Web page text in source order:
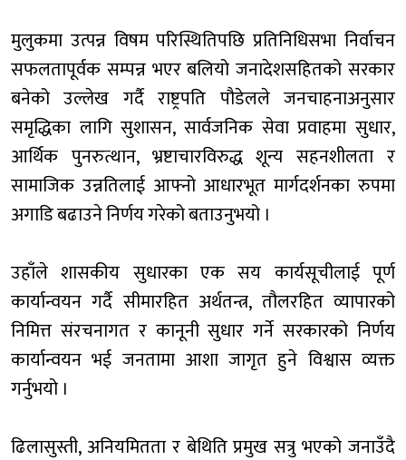
मुलुकमा उत्पन्न विषम परिस्थितिपछि प्रतिनिधिसभा निर्वाचन
सफलतापूर्वक सम्पन्न भएर बलियो जनादेशसहितको सरकार
बनेको उल्लेख गर्दै राष्ट्रपति पौडेलले जनचाहनाअनुसार
समृद्धिका लागि सुशासन, सार्वजनिक सेवा प्रवाहमा सुधार,
आर्थिक पुनरुत्थान, भ्रष्टाचारविरुद्ध शून्य सहनशीलता र
सामाजिक उन्नतिलाई आफ्नो आधारभूत मार्गदर्शनका रुपमा
अगाडि बढाउने निर्णय गरेको बताउनुभयो ।
उहाँले शासकीय सुधारका एक सय कार्यसूचीलाई पूर्ण
कार्यान्वयन गर्दै सीमारहित अर्थतन्त्र, तौलरहित व्यापारको
निमित्त संरचनागत र कानूनी सुधार गर्ने सरकारको निर्णय
कार्यान्वयन भई जनतामा आशा जागृत हुने विश्वास व्यक्त
गर्नुभयो ।
ढिलासुस्ती, अनियमितता र बेथिति प्रमुख सत्रु भएको जनाउँदै